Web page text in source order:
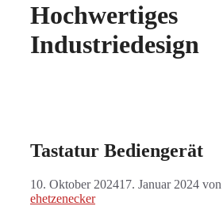
Hochwertiges
Industriedesign
Tastatur Bediengerät
10. Oktober 202417. Januar 2024 von
ehetzenecker